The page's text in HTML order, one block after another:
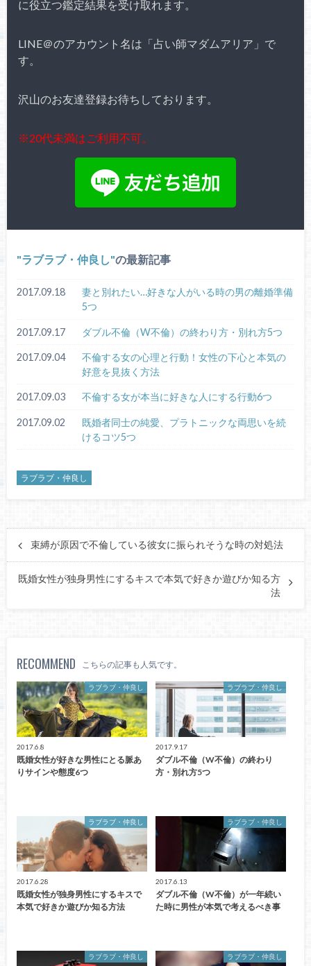
に役立つ鑑定結果を受け取れます。
LINE＠のアカウント名は「占い師マダムアリア」で
す。
沢山のお友達登録お待ちしております。
※20代未満はご利用不可。
ラブラブ・仲良し の最新記事
2017.09.18
妻と別れたい…好きな人がいる時の男の離婚準備
5つ
2017.09.17 ダブル不倫（W不倫）の終わり方・別れ方5つ
2017.09.04
不倫する女の心理と行動！女性の下心と本気の
好意を見抜く方法
2017.09.03 不倫する女が本当に好きな人にする行動6つ
2017.09.02
既婚者同士の純愛、プラトニックな両思いを続
けるコツ5つ
ラブラブ・仲良し
束縛が原因で不倫している彼女に振られそうな時の対処法
既婚女性が独身男性にするキスで本気で好きか遊びか知る方
法
RECOMMEND こちらの記事も人気です。
ラブラブ・仲良し
2017.6.8
既婚女性が好きな男性にとる脈あ
りサインや態度6つ
ラブラブ・仲良し
2017.9.17
ダブル不倫（W不倫）の終わり
方・別れ方5つ
ラブラブ・仲良し
2017.6.28
既婚女性が独身男性にするキスで
本気で好きか遊びか知る方法
ラブラブ・仲良し
2017.6.13
ダブル不倫（W不倫）が一年続い
た時に男性が本気で考えるべき事
ラブラブ・仲良し ラブラブ・仲良し